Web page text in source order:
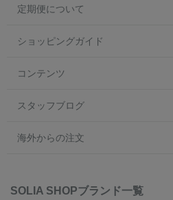
定期便について
ショッピングガイド
コンテンツ
スタッフブログ
海外からの注文
SOLIA SHOPブランド一覧